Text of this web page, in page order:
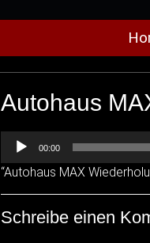
Autohaus
Audio-
Player
00:00
“Autohaus MAX
Schreibe einen